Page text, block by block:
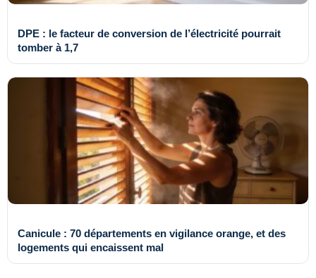
DPE : le facteur de conversion de l’électricité pourrait
tomber à 1,7
Canicule : 70 départements en vigilance orange, et des
logements qui encaissent mal